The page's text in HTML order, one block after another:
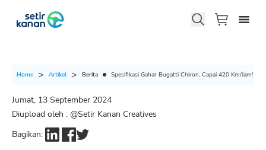
Home Artikel Berita Spesifikasi Gahar Bugatti Chiron, Capai 420 Km/Jam!
Jumat, 13 September 2024
Diupload oleh : @Setir Kanan Creatives
Bagikan: